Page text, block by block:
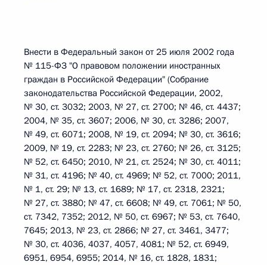
Внести в Федеральный закон от 25 июля 2002 года
№ 115-ФЗ "О правовом положении иностранных
граждан в Российской Федерации" (Собрание
законодательства Российской Федерации, 2002,
№ 30, ст. 3032; 2003, № 27, ст. 2700; № 46, ст. 4437;
2004, № 35, ст. 3607; 2006, № 30, ст. 3286; 2007,
№ 49, ст. 6071; 2008, № 19, ст. 2094; № 30, ст. 3616;
2009, № 19, ст. 2283; № 23, ст. 2760; № 26, ст. 3125;
№ 52, ст. 6450; 2010, № 21, ст. 2524; № 30, ст. 4011;
№ 31, ст. 4196; № 40, ст. 4969; № 52, ст. 7000; 2011,
№ 1, ст. 29; № 13, ст. 1689; № 17, ст. 2318, 2321;
№ 27, ст. 3880; № 47, ст. 6608; № 49, ст. 7061; № 50,
ст. 7342, 7352; 2012, № 50, ст. 6967; № 53, ст. 7640,
7645; 2013, № 23, ст. 2866; № 27, ст. 3461, 3477;
№ 30, ст. 4036, 4037, 4057, 4081; № 52, ст. 6949,
6951, 6954, 6955; 2014, № 16, ст. 1828, 1831;